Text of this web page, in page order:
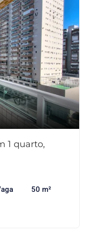
1 quarto,
50 m²